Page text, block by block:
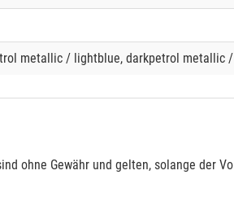
metallic / lightblue, darkpetrol metallic
ohne Gewähr und gelten, solange der